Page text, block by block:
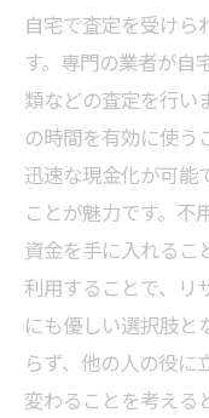
自宅で査定を受けら
す。専門の業者が自
類などの査定を行い
の時間を有効に使う
迅速な現金化が可能
ことが魅力です。不
資金を手に入れるこ
利用することで、リ
にも優しい選択肢と
らず、他の人の役に
変わることを考える